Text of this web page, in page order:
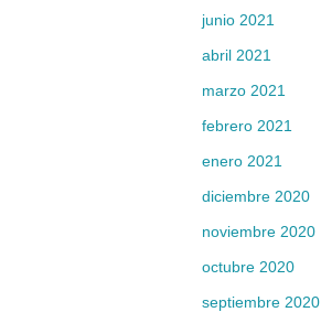
junio 2021
abril 2021
marzo 2021
febrero 2021
enero 2021
diciembre 2020
noviembre 2020
octubre 2020
septiembre 2020